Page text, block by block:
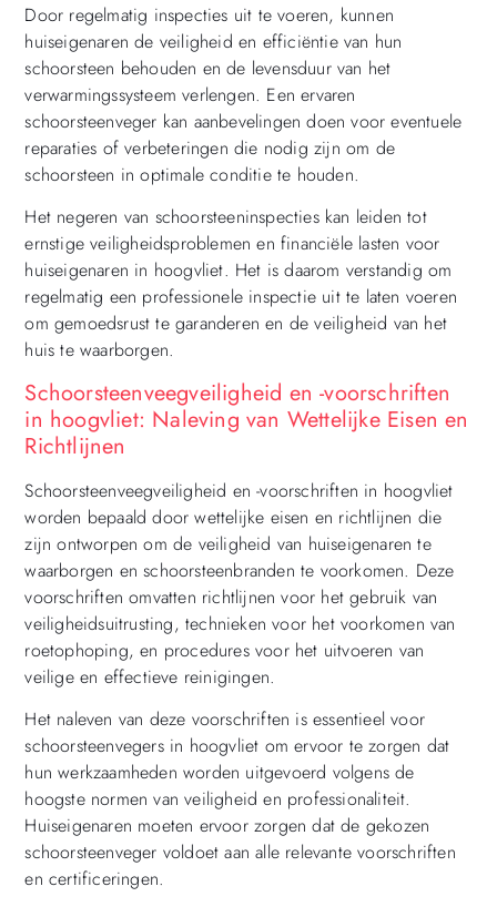
Door regelmatig inspecties uit te voeren, kunnen
huiseigenaren de veiligheid en efficiëntie van hun
schoorsteen behouden en de levensduur van het
verwarmingssysteem verlengen. Een ervaren
schoorsteenveger kan aanbevelingen doen voor eventuele
reparaties of verbeteringen die nodig zijn om de
schoorsteen in optimale conditie te houden.
Het negeren van schoorsteeninspecties kan leiden tot
ernstige veiligheidsproblemen en financiële lasten voor
huiseigenaren in hoogvliet. Het is daarom verstandig om
regelmatig een professionele inspectie uit te laten voeren
om gemoedsrust te garanderen en de veiligheid van het
huis te waarborgen.
Schoorsteenveegveiligheid en -voorschriften
in hoogvliet: Naleving van Wettelijke Eisen en
Richtlijnen
Schoorsteenveegveiligheid en -voorschriften in hoogvliet
worden bepaald door wettelijke eisen en richtlijnen die
zijn ontworpen om de veiligheid van huiseigenaren te
waarborgen en schoorsteenbranden te voorkomen. Deze
voorschriften omvatten richtlijnen voor het gebruik van
veiligheidsuitrusting, technieken voor het voorkomen van
roetophoping, en procedures voor het uitvoeren van
veilige en effectieve reinigingen.
Het naleven van deze voorschriften is essentieel voor
schoorsteenvegers in hoogvliet om ervoor te zorgen dat
hun werkzaamheden worden uitgevoerd volgens de
hoogste normen van veiligheid en professionaliteit.
Huiseigenaren moeten ervoor zorgen dat de gekozen
schoorsteenveger voldoet aan alle relevante voorschriften
en certificeringen.